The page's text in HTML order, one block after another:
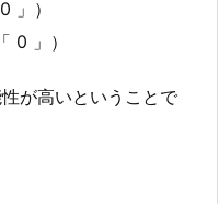
」）
0 」）
が高いということで